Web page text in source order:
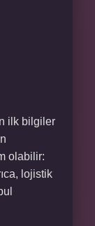
ilk bilgiler
olabilir:
lojistik